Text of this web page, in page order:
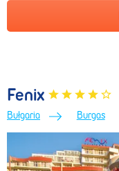
Fenix
Bułgaria Burgas